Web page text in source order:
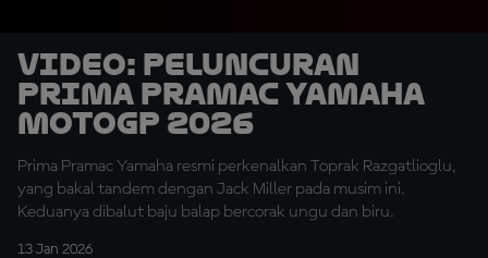
VIDEO: Peluncuran
Prima Pramac Yamaha
MotoGP 2026
Prima Pramac Yamaha resmi perkenalkan Toprak Razgatlioglu,
yang bakal tandem dengan Jack Miller pada musim ini.
Keduanya dibalut baju balap bercorak ungu dan biru.
13 Jan 2026